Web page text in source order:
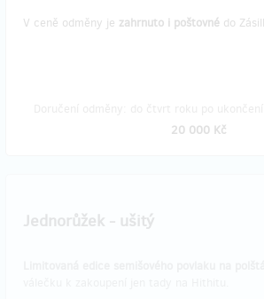
V ceně odměny je zahrnuto i poštovné do
20 000 Kč
Jednorůžek - ušitý